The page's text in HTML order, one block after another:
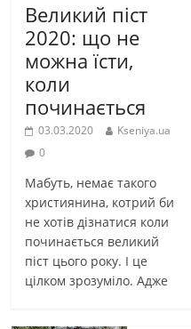
Великий піст
2020: що не
можна їсти,
коли
починається
03.03.2020
Kseniya.ua
0
Мабуть, немає такого
християнина, котрий би
не хотів дізнатися коли
починається великий
піст цього року. І це
цілком зрозуміло. Адже